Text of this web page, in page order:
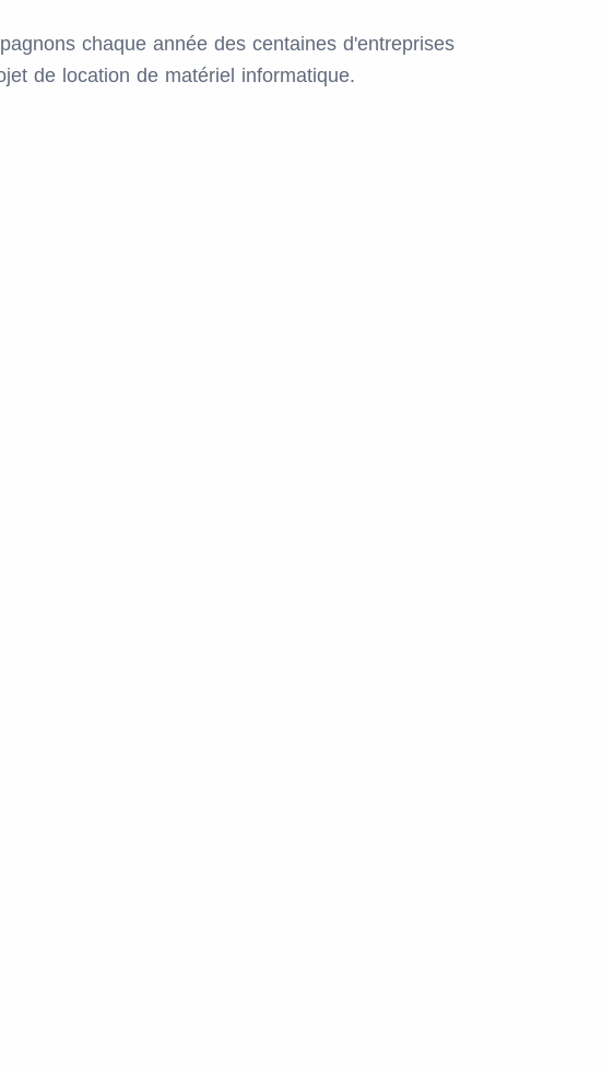
chaque année des centaines d'entreprises
de location de matériel informatique.